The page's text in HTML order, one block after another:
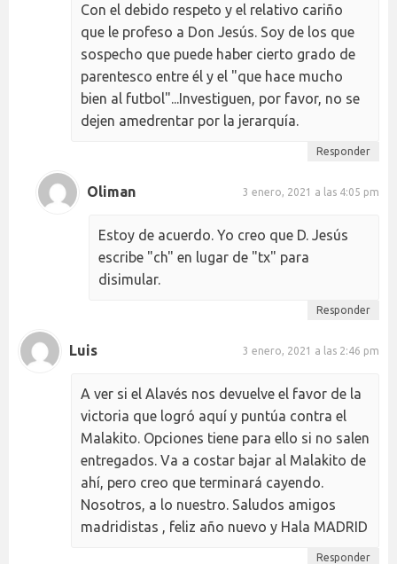
Con el debido respeto y el relativo cariño
que le profeso a Don Jesús. Soy de los que
sospecho que puede haber cierto grado de
parentesco entre él y el "que hace mucho
bien al futbol"...Investiguen, por favor, no se
dejen amedrentar por la jerarquía.
Responder
Oliman 3 enero, 2021 a las 4:05 pm
Estoy de acuerdo. Yo creo que D. Jesús
escribe "ch" en lugar de "tx" para
disimular.
Responder
Luis 3 enero, 2021 a las 2:46 pm
A ver si el Alavés nos devuelve el favor de la
victoria que logró aquí y puntúa contra el
Malakito. Opciones tiene para ello si no salen
entregados. Va a costar bajar al Malakito de
ahí, pero creo que terminará cayendo.
Nosotros, a lo nuestro. Saludos amigos
madridistas , feliz año nuevo y Hala MADRID
Responder